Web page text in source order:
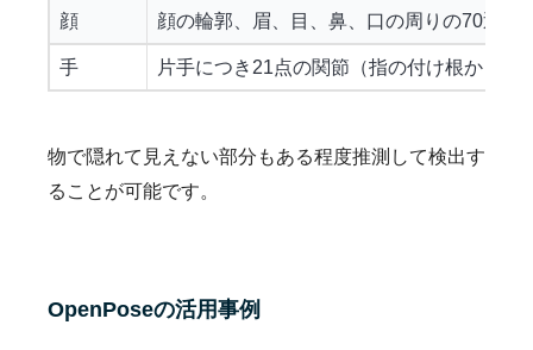
顔 顔の輪郭、眉、目、鼻、口の周りの70近い
手 片手につき21点の関節（指の付け根から指
物で隠れて見えない部分もある程度推測して検出す
ることが可能です。
OpenPoseの活用事例